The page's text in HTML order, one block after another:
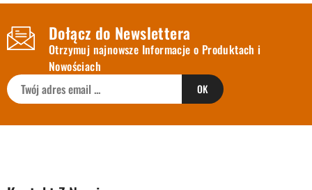
Dołącz do Newslettera
Otrzymuj najnowsze Informacje o Produktach i
Nowościach